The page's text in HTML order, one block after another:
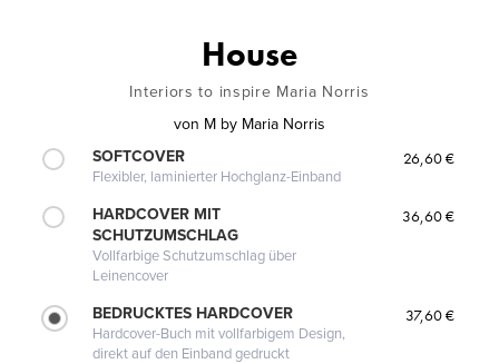
House
Interiors to inspire Maria Norris
von M by Maria Norris
SOFTCOVER
Flexibler, laminierter Hochglanz-Einband
26,60 €
HARDCOVER MIT
SCHUTZUMSCHLAG
Vollfarbige Schutzumschlag über
Leinencover
36,60 €
BEDRUCKTES HARDCOVER
Hardcover-Buch mit vollfarbigem Design,
direkt auf den Einband gedruckt
37,60 €